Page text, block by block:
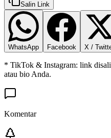
Salin Link
WhatsApp Facebook X /
* TikTok & Instagram: link
atau bio Anda.
Komentar